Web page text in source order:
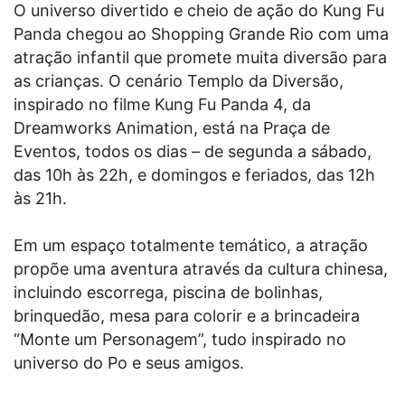
O universo divertido e cheio de ação do Kung Fu
Panda chegou ao Shopping Grande Rio com uma
atração infantil que promete muita diversão para
as crianças. O cenário Templo da Diversão,
inspirado no filme Kung Fu Panda 4, da
Dreamworks Animation, está na Praça de
Eventos, todos os dias – de segunda a sábado,
das 10h às 22h, e domingos e feriados, das 12h
às 21h.
Em um espaço totalmente temático, a atração
propõe uma aventura através da cultura chinesa,
incluindo escorrega, piscina de bolinhas,
brinquedão, mesa para colorir e a brincadeira
“Monte um Personagem”, tudo inspirado no
universo do Po e seus amigos.